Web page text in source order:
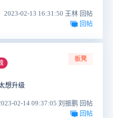
2023-02-13 16:31:50 王林 回帖
回帖
板凳
想升级
02-14 09:37:05 刘振鹏 回帖
回帖